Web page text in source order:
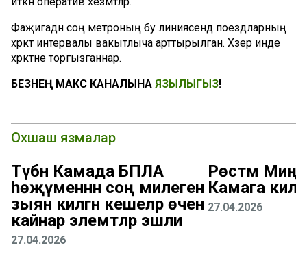
Фаҗигадән соң метроның бу линиясендә поездларның
хәрәкәт интервалы вакытлыча арттырылган. Хәзер инде
хәрәкәтне торгызганнар.
БЕЗНЕҢ МАКС КАНАЛЫНА ЯЗЫЛЫГЫЗ!
Охшаш язмалар
Түбән Камада БПЛА
һөҗүменнән соң милегенә
зыян килгән кешеләр өчен
кайнар элемтәләр эшли
27.04.2026
Рөстәм
Камага
27.04.2026